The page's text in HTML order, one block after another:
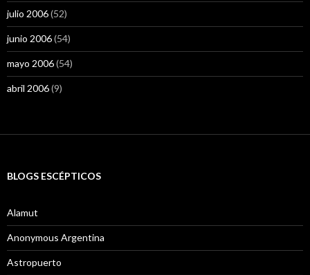
julio 2006(52)
junio 2006(54)
mayo 2006(54)
abril 2006(9)
BLOGS ESCÉPTICOS
Alamut
Anonymous Argentina
Astropuerto